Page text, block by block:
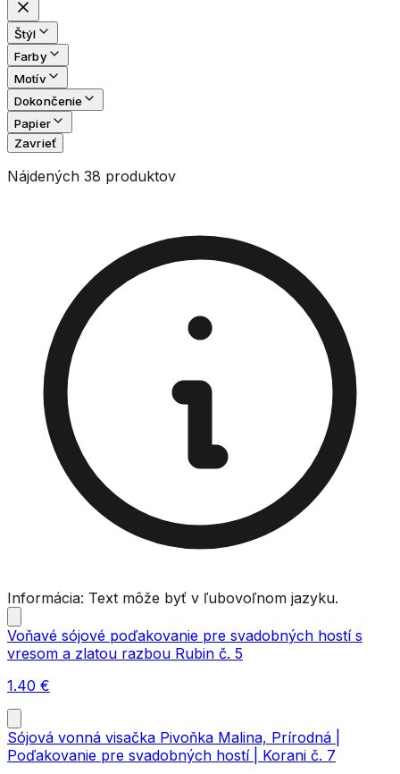
Štýl
Farby
Motív
Dokončenie
Papier
Zavrieť
Nájdených 38 produktov
Informácia: Text môže byť v ľubovoľnom jazyku.
Voňavé sójové poďakovanie pre svadobných hostí s
vresom a zlatou razbou Rubin č. 5
1.40 €
Sójová vonná visačka Pivoňka Malina, Prírodná |
Poďakovanie pre svadobných hostí | Korani č. 7